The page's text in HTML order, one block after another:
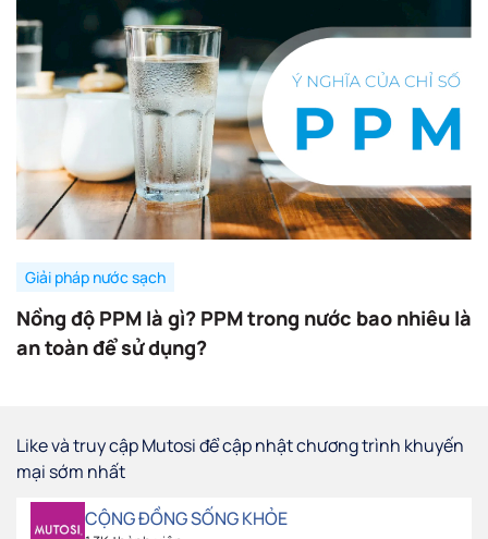
Giải pháp nước sạch
Nồng độ PPM là gì? PPM trong nước bao nhiêu là
an toàn để sử dụng?
Like và truy cập Mutosi để cập nhật chương trình khuyến
mại sớm nhất